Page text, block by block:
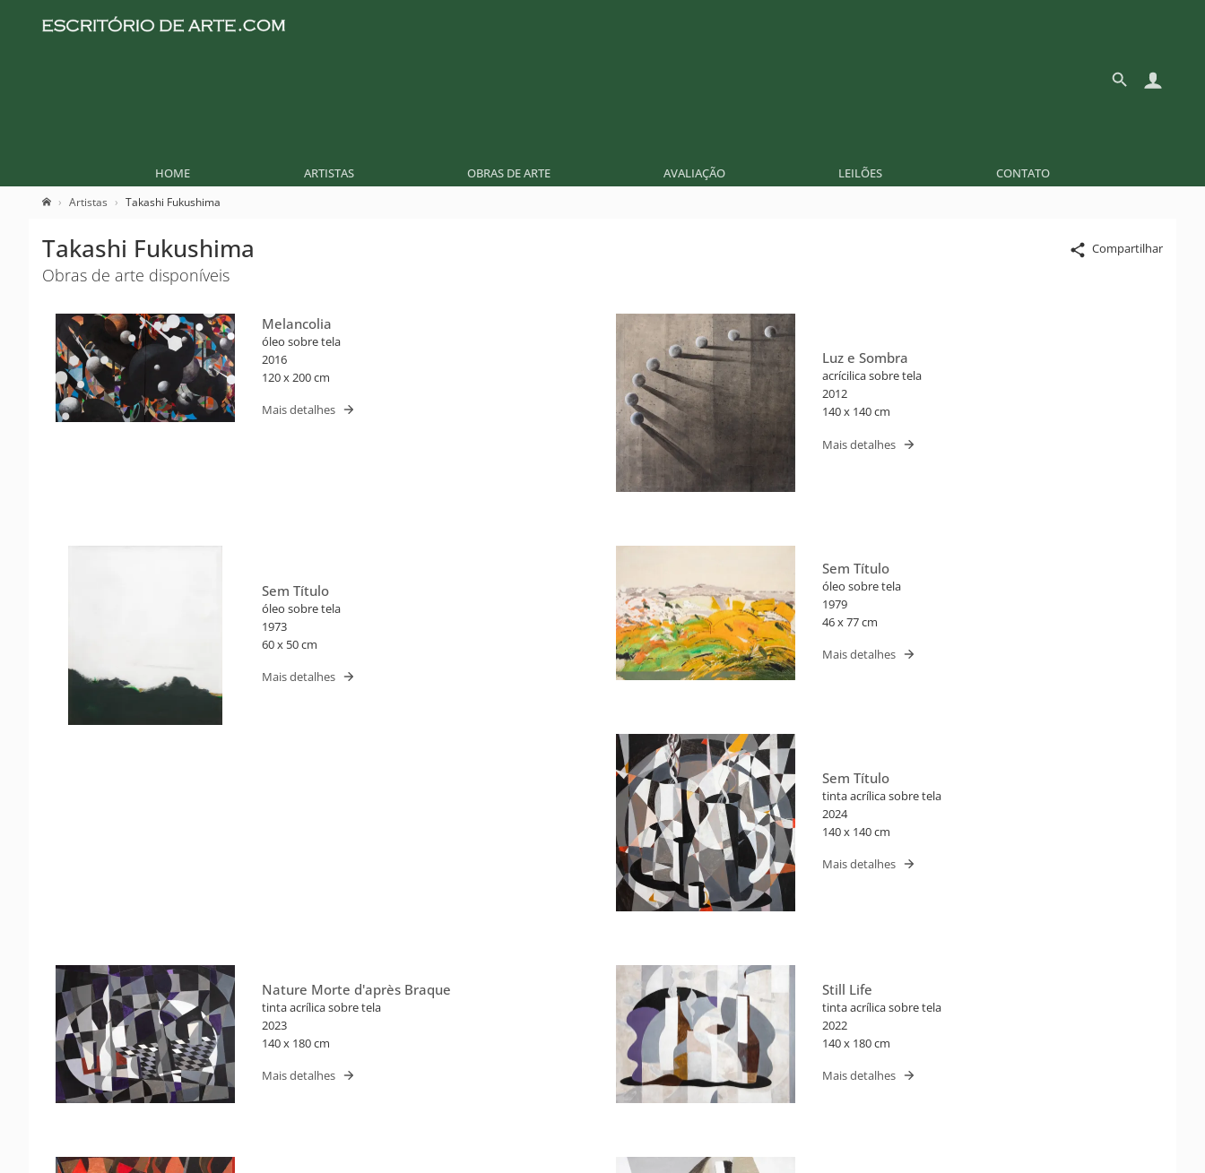
HOME ARTISTAS OBRAS DE ARTE AVALIAÇÃO LEILÕES CONTATO
Artistas Takashi Fukushima
Compartilhar
Takashi Fukushima
Obras de arte disponíveis
Melancolia
óleo sobre tela
2016
120 x 200 cm
Mais detalhes
Luz e Sombra
acrícilica sobre tela
2012
140 x 140 cm
Mais detalhes
Sem Título
óleo sobre tela
1973
60 x 50 cm
Mais detalhes
Sem Título
óleo sobre tela
1979
46 x 77 cm
Mais detalhes
Sem Título
tinta acrílica sobre tela
2024
140 x 140 cm
Mais detalhes
Nature Morte d'après Braque
tinta acrílica sobre tela
2023
140 x 180 cm
Mais detalhes
Still Life
tinta acrílica sobre tela
2022
140 x 180 cm
Mais detalhes